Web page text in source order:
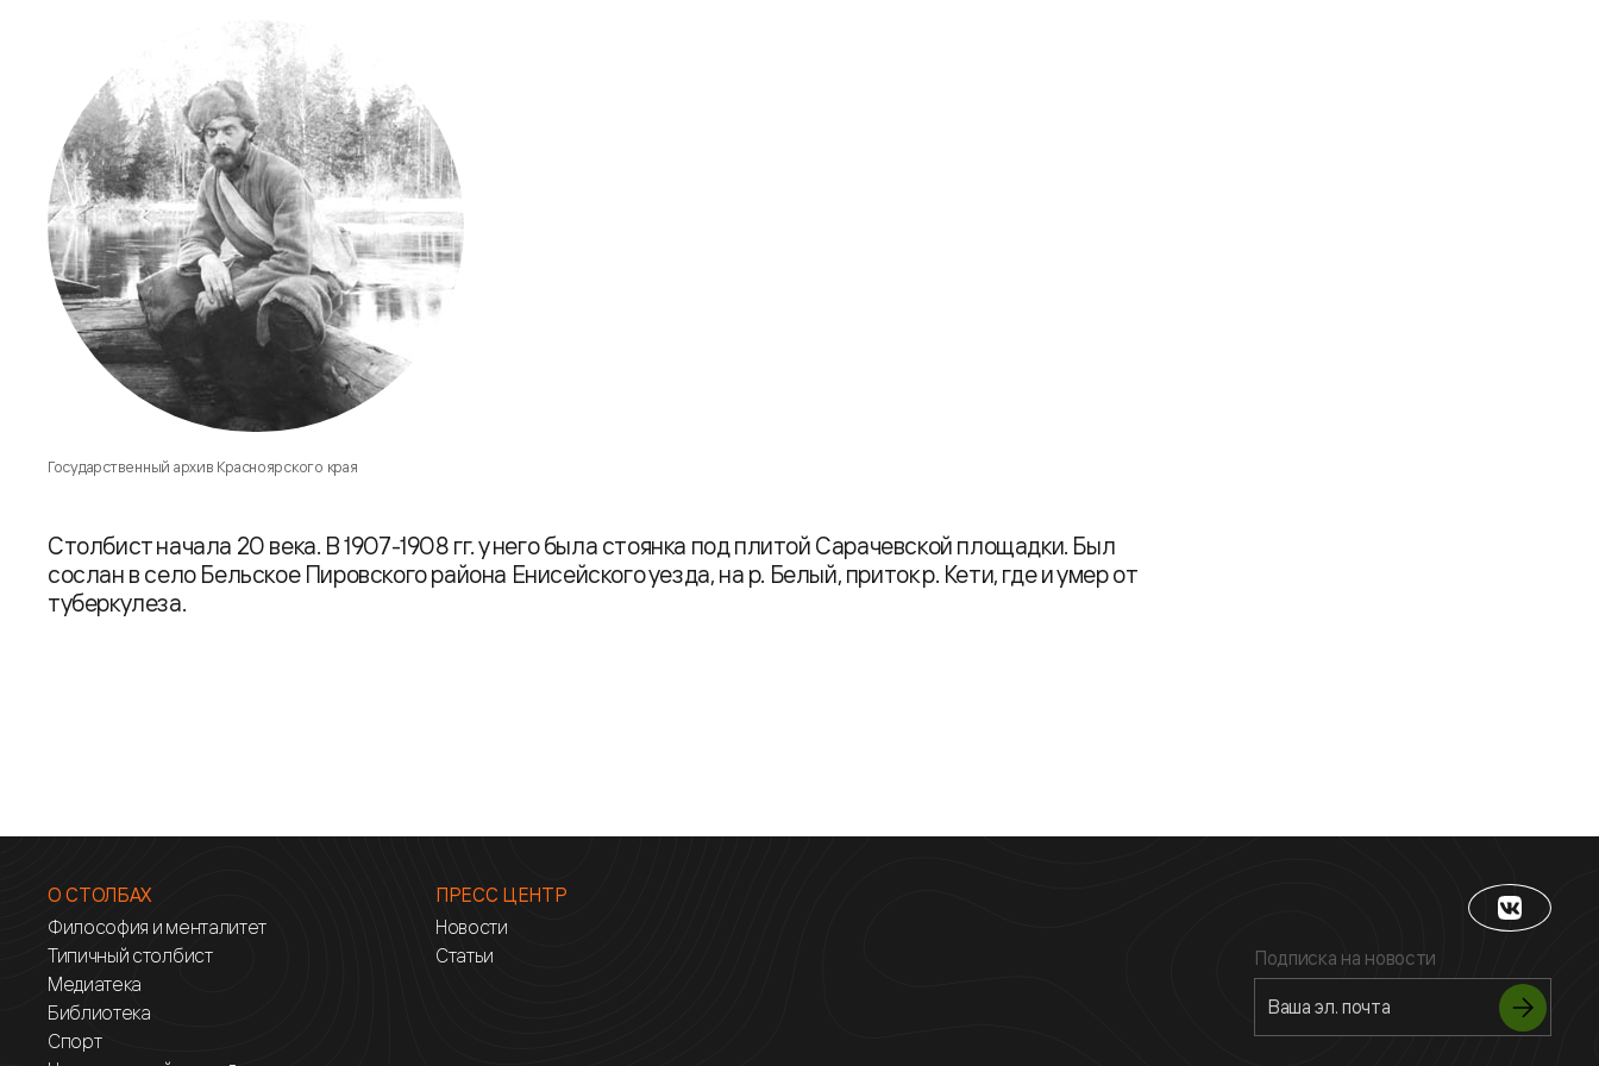
Столбист начала 20 века. В 1907-1908 гг. у него была стоянка под плитой Сарачевской площадки. Был
сослан в село Бельское Пировского района Енисейского уезда, на р. Белый, приток р. Кети, где и умер от
туберкулеза.
Государственный архив Красноярского края
О СТОЛБАХ
Философия и менталитет
Типичный столбист
Медиатека
Библиотека
Спорт
ПРЕСС ЦЕНТР
Новости
Статьи
Подписка на новости